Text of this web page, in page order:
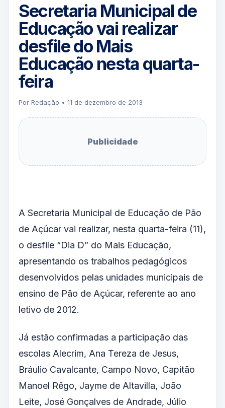
Secretaria Municipal de
Educação vai realizar
desfile do Mais
Educação nesta quarta-
feira
Por Redação • 11 de dezembro de 2013
Publicidade
A Secretaria Municipal de Educação de Pão
de Açúcar vai realizar, nesta quarta-feira (11),
o desfile “Dia D” do Mais Educação,
apresentando os trabalhos pedagógicos
desenvolvidos pelas unidades municipais de
ensino de Pão de Açúcar, referente ao ano
letivo de 2012.
Já estão confirmadas a participação das
escolas Alecrim, Ana Tereza de Jesus,
Bráulio Cavalcante, Campo Novo, Capitão
Manoel Rêgo, Jayme de Altavilla, João
Leite, José Gonçalves de Andrade, Júlio